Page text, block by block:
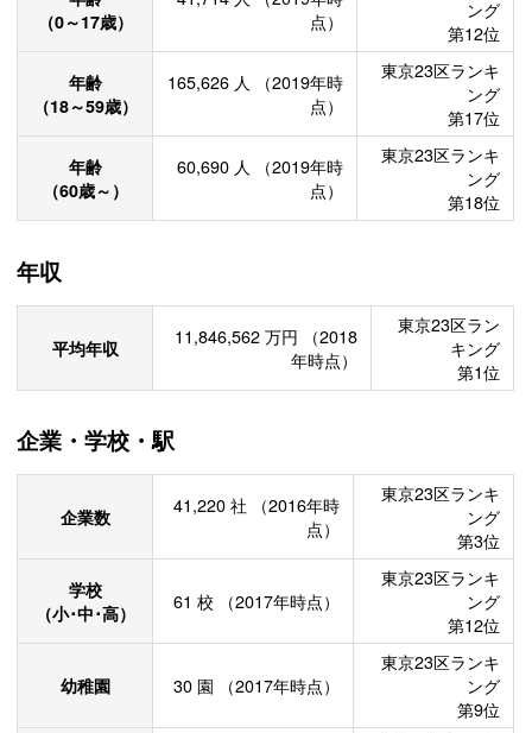
（0～17歳）
点）
ング
第12位
年齢
（18～59歳）
165,626 人
（2019年時
点）
東京23区ランキ
ング
第17位
年齢
（60歳～）
60,690 人
（2019年時
点）
東京23区ランキ
ング
第18位
年収
平均年収 11,846,562 万円
（2018
年時点）
東京23区ラン
キング
第1位
企業・学校・駅
企業数 41,220 社
（2016年時
点）
東京23区ランキ
ング
第3位
学校
（小･中･高）
61 校 （2017年時点）
東京23区ランキ
ング
第12位
幼稚園 30 園 （2017年時点）
東京23区ランキ
ング
第9位